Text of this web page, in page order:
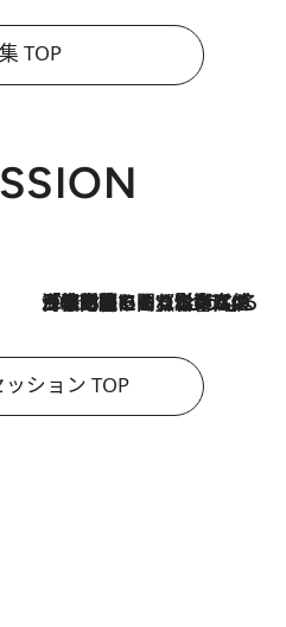
TOP
2026.8.3
「住宅建てられない…」「サーチャージ料の高値が続いている」ホルムズ海峡封鎖による影響はいつまで続く？《エネルギー専門家に聞く“どうなる日本の暮らし”》
ッション TOP